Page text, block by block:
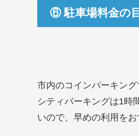
⑥ 駐車場料金の
市内のコインパーキン
シティパーキングは1時
いので、早めの利用をお